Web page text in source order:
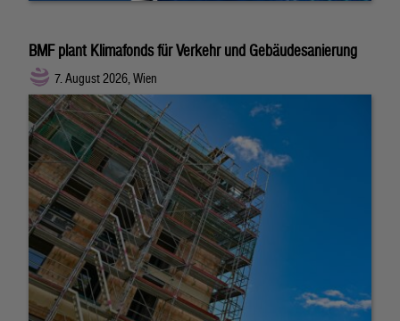
BMF plant Klimafonds für Verkehr und Gebäudesanierung
7. August 2026, Wien